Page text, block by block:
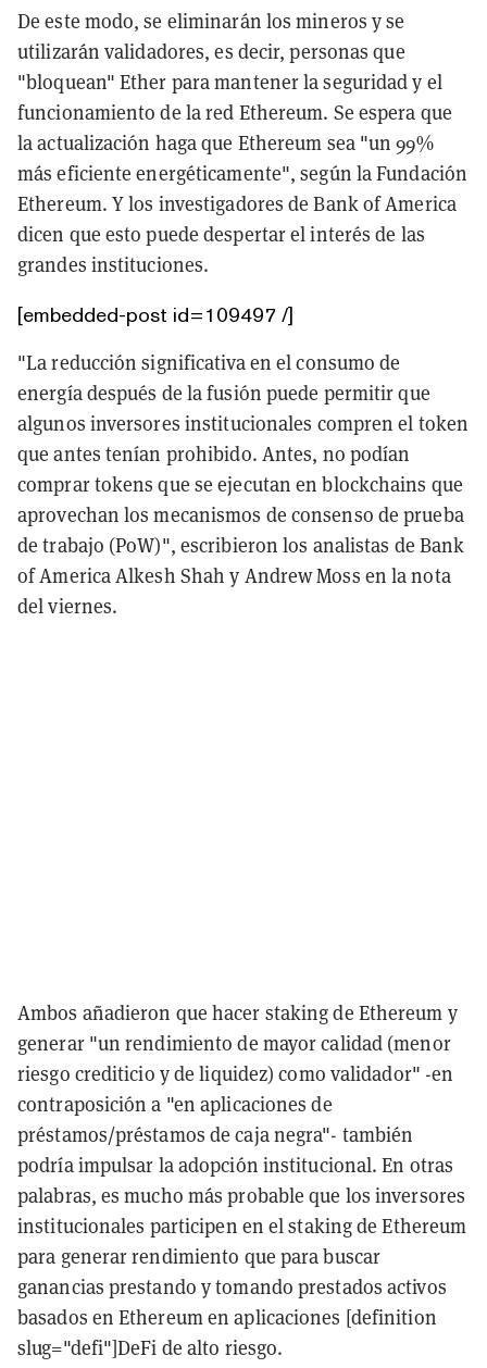
De este modo, se eliminarán los mineros y se
utilizarán validadores, es decir, personas que
"bloquean" Ether para mantener la seguridad y el
funcionamiento de la red Ethereum. Se espera que
la actualización haga que Ethereum sea "un 99%
más eficiente energéticamente", según la Fundación
Ethereum. Y los investigadores de Bank of America
dicen que esto puede despertar el interés de las
grandes instituciones.
[embedded-post id=109497 /]
"La reducción significativa en el consumo de
energía después de la fusión puede permitir que
algunos inversores institucionales compren el token
que antes tenían prohibido. Antes, no podían
comprar tokens que se ejecutan en blockchains que
aprovechan los mecanismos de consenso de prueba
de trabajo (PoW)", escribieron los analistas de Bank
of America Alkesh Shah y Andrew Moss en la nota
del viernes.
Ambos añadieron que hacer staking de Ethereum y
generar "un rendimiento de mayor calidad (menor
riesgo crediticio y de liquidez) como validador" -en
contraposición a "en aplicaciones de
préstamos/préstamos de caja negra"- también
podría impulsar la adopción institucional. En otras
palabras, es mucho más probable que los inversores
institucionales participen en el staking de Ethereum
para generar rendimiento que para buscar
ganancias prestando y tomando prestados activos
basados en Ethereum en aplicaciones [definition
slug="defi"]DeFi de alto riesgo.